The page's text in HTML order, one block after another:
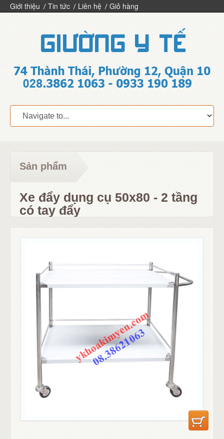
Giới thiệu Tin tức Liên hệ Giỏ hàng
Sản phẩm
Xe đẩy dụng cụ 50x80 - 2 tầng
có tay đẩy